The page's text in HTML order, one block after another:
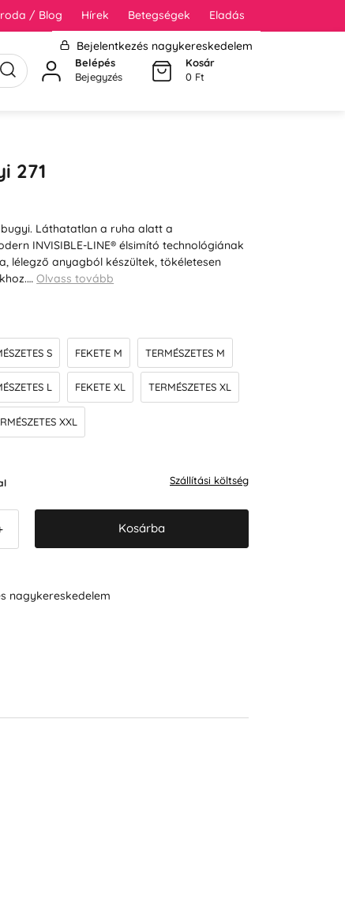
/ Blog Hírek Betegségek Eladás
Bejelentkezés nagykereskedelem
Belépés
Bejegyzés
Kosár
0 Ft
271
Láthatatlan a ruha alatt a
INVISIBLE-LINE® élsimító technológiának
lélegző anyagból készültek, tökéletesen
Olvass tovább
S FEKETE M TERMÉSZETES M
L FEKETE XL TERMÉSZETES XL
XXL
Szállítási költség
Kosárba
nagykereskedelem